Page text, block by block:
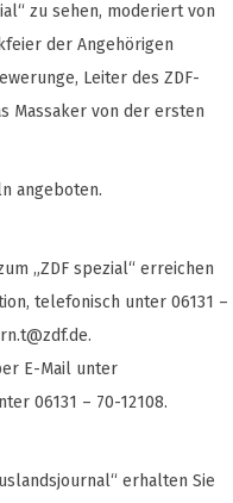
zu sehen, moderiert von
der Angehörigen
Leiter des ZDF-
Massaker von der ersten
angeboten.
„ZDF spezial“ erreichen
telefonisch unter 06131 –
.
E-Mail unter
06131 – 70-12108.
erhalten Sie